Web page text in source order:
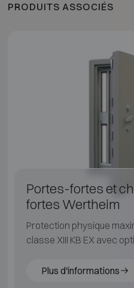
PRODUITS ASSOCIÉS
Portes-fortes et
fortes Wertheim
Protection physique
classe XIII KB EX avec
Plus d'informations